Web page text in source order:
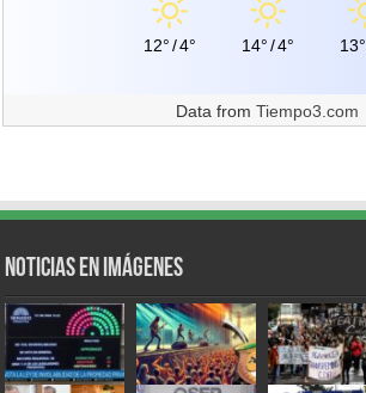
12°/4° 14°/4° 13°
Data fromTiempo3.com
Noticias en Imágenes